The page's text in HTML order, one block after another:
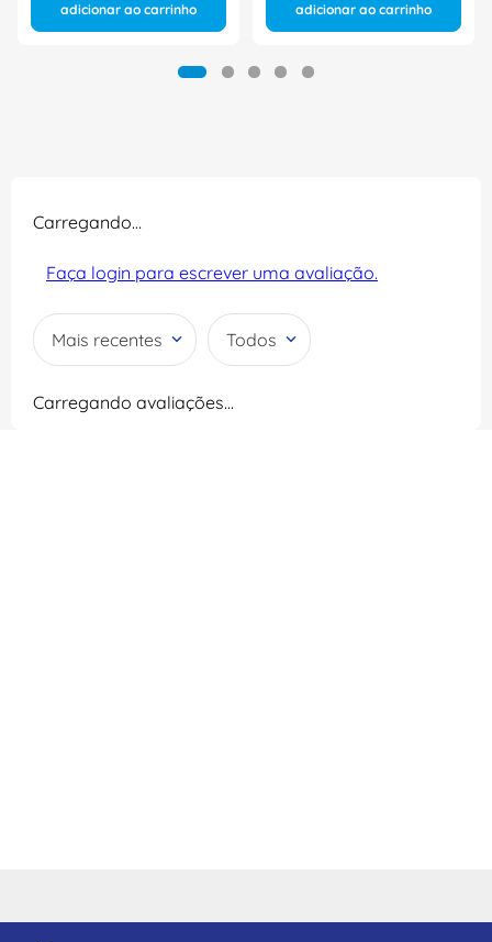
adicionar ao carrinho adicionar ao carrinho
Carregando…
Faça login para escrever uma avaliação.
Mais recentes Todos
Carregando avaliações…